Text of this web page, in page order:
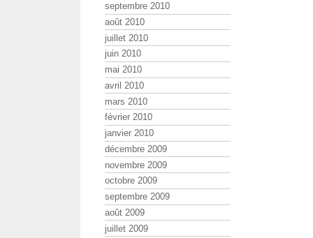
septembre 2010
août 2010
juillet 2010
juin 2010
mai 2010
avril 2010
mars 2010
février 2010
janvier 2010
décembre 2009
novembre 2009
octobre 2009
septembre 2009
août 2009
juillet 2009